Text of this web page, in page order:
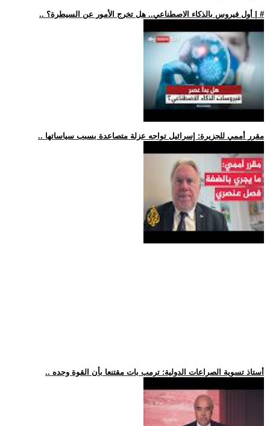
.. أول فيروس بالذكاء الاصطناعي.. هل تخرج الأمور عن السيطرة؟ | #
.. مقرر أممي للجزيرة: إسرائيل تواجه عزلة متصاعدة بسبب سياساتها
.. أستاذ تسوية الصراعات الدولية: ترمب بات مقتنعا بأن القوة وحده